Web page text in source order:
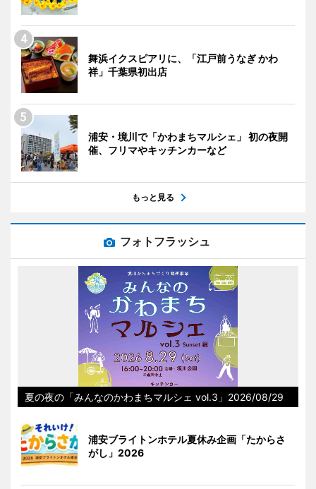
舞浜イクスピアリに、「江戸前うなぎ かわ
祥」千葉県初出店
浦安・境川で「かわまちマルシェ」 初の夜開
催、フリマやキッチンカーなど
もっと見る
フォトフラッシュ
夏の夜の「みんなのかわまちマルシェ vol.3」2026/08/29
浦安ブライトンホテル夏休み企画「たからさ
がし」2026